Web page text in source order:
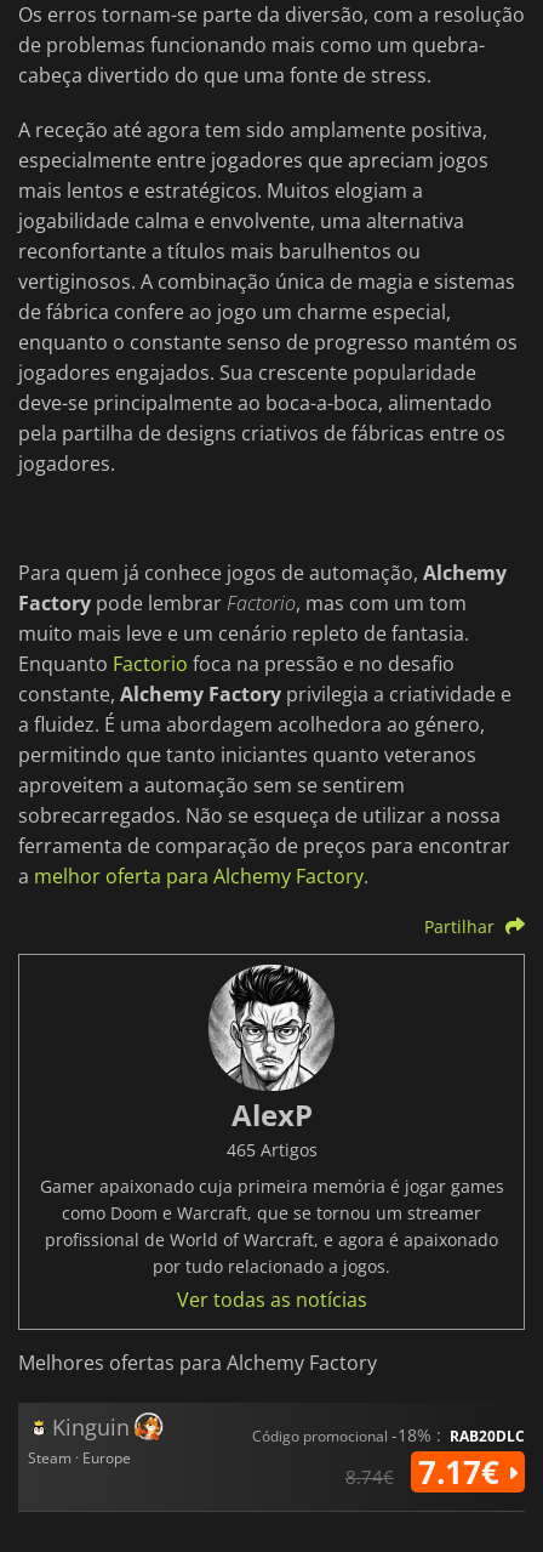
Os erros tornam-se parte da diversão, com a resolução
de problemas funcionando mais como um quebra-
cabeça divertido do que uma fonte de stress.
A receção até agora tem sido amplamente positiva,
especialmente entre jogadores que apreciam jogos
mais lentos e estratégicos. Muitos elogiam a
jogabilidade calma e envolvente, uma alternativa
reconfortante a títulos mais barulhentos ou
vertiginosos. A combinação única de magia e sistemas
de fábrica confere ao jogo um charme especial,
enquanto o constante senso de progresso mantém os
jogadores engajados. Sua crescente popularidade
deve-se principalmente ao boca-a-boca, alimentado
pela partilha de designs criativos de fábricas entre os
jogadores.
Para quem já conhece jogos de automação, Alchemy
Factory pode lembrarFactorio, mas com um tom
muito mais leve e um cenário repleto de fantasia.
Enquanto Factorio foca na pressão e no desafio
constante, Alchemy Factory privilegia a criatividade e
a fluidez. É uma abordagem acolhedora ao género,
permitindo que tanto iniciantes quanto veteranos
aproveitem a automação sem se sentirem
sobrecarregados. Não se esqueça de utilizar a nossa
ferramenta de comparação de preços para encontrar
a melhor oferta para Alchemy Factory.
Partilhar
AlexP
465 Artigos
Gamer apaixonado cuja primeira memória é jogar games
como Doom e Warcraft, que se tornou um streamer
profissional de World of Warcraft, e agora é apaixonado
por tudo relacionado a jogos.
Ver todas as notícias
Melhores ofertas para Alchemy Factory
Kinguin
Steam · Europe
Código promocional -18% : RAB20DLC
8.74€ 7.17€